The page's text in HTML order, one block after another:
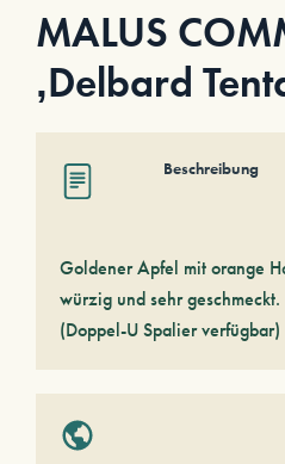
MALUS
‚Delbard
Beschreibung
Goldener Apfel mit orange
würzig und sehr
(Doppel-U Spalier verfügbar)